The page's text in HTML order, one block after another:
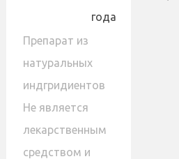
года
Препарат из
натуральных
индгридиентов
Не является
лекарственным
средством и